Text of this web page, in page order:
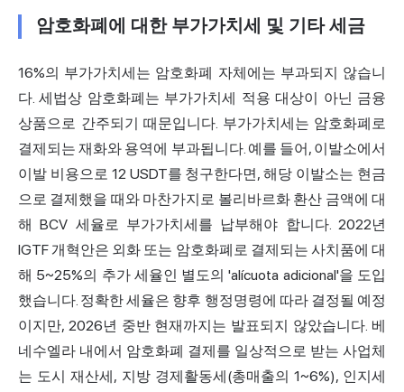
암호화폐에 대한 부가가치세 및 기타 세금
16%의 부가가치세는 암호화폐 자체에는 부과되지 않습니
다. 세법상 암호화폐는 부가가치세 적용 대상이 아닌 금융
상품으로 간주되기 때문입니다. 부가가치세는 암호화폐로
결제되는 재화와 용역에 부과됩니다. 예를 들어, 이발소에서
이발 비용으로 12 USDT를 청구한다면, 해당 이발소는 현금
으로 결제했을 때와 마찬가지로 볼리바르화 환산 금액에 대
해 BCV 세율로 부가가치세를 납부해야 합니다. 2022년
IGTF 개혁안은 외화 또는 암호화폐로 결제되는 사치품에 대
해 5~25%의 추가 세율인 별도의 'alícuota adicional'을 도입
했습니다. 정확한 세율은 향후 행정명령에 따라 결정될 예정
이지만, 2026년 중반 현재까지는 발표되지 않았습니다. 베
네수엘라 내에서 암호화폐 결제를 일상적으로 받는 사업체
는 도시 재산세, 지방 경제활동세(총매출의 1~6%), 인지세